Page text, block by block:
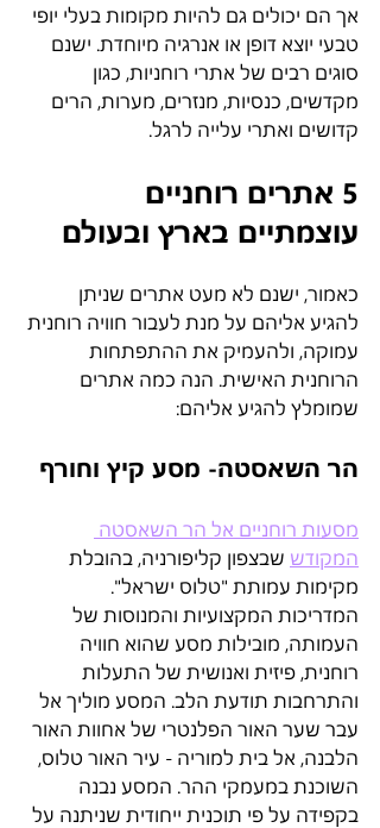
אך הם יכולים גם להיות מקומות בעלי יופי
טבעי יוצא דופן או אנרגיה מיוחדת. ישנם
סוגים רבים של אתרי רוחניות, כגון
מקדשים, כנסיות, מנזרים, מערות, הרים
קדושים ואתרי עלייה לרגל.
5 אתרים רוחניים
עוצמתיים בארץ ובעולם
כאמור, ישנם לא מעט אתרים שניתן
להגיע אליהם על מנת לעבור חוויה רוחנית
עמוקה, ולהעמיק את ההתפתחות
הרוחנית האישית. הנה כמה אתרים
שמומלץ להגיע אליהם:
הר השאסטה- מסע קיץ וחורף
מסעות רוחניים אל הר השאסטה
המקודש שבצפון קליפורניה, בהובלת
מקימות עמותת "טלוס ישראל".
המדריכות המקצועיות והמנוסות של
העמותה, מובילות מסע שהוא חוויה
רוחנית, פיזית ואנושית של התעלות
והתרחבות תודעת הלב. המסע מוליך אל
עבר שער האור הפלנטרי של אחוות האור
הלבנה, אל בית למוריה - עיר האור טלוס,
השוכנת במעמקי ההר. המסע נבנה
בקפידה על פי תוכנית ייחודית שניתנה על